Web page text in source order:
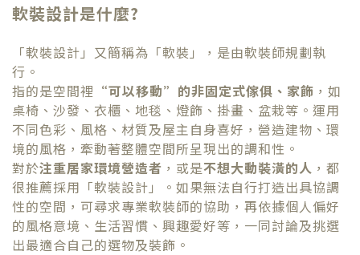
軟裝設計是什麼?
「軟裝設計」又簡稱為「軟裝」，是由軟裝師規劃執
行。
指的是空間裡 “可以移動”的非固定式傢俱、家飾 ，如
桌椅、沙發、衣櫃、地毯、燈飾、掛畫、盆栽等。運用
不同色彩、風格、材質及屋主自身喜好，營造建物、環
境的風格，牽動著整體空間所呈現出的調和性。
對於注重居家環境營造者 ，或是不想大動裝潢的人 ，都
很推薦採用「軟裝設計」。如果無法自行打造出具協調
性的空間，可尋求專業軟裝師的協助，再依據個人偏好
的風格意境、生活習慣、興趣愛好等，一同討論及挑選
出最適合自己的選物及裝飾。